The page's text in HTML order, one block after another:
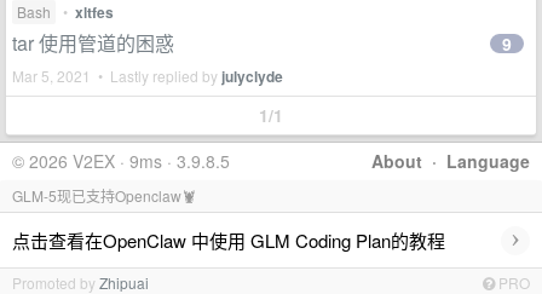
Bash • xltfes
tar 使用管道的困惑
Mar 5, 2021 • Lastly replied by julyclyde
9
1/1
About · Language
© 2026 V2EX · 9ms · 3.9.8.5
GLM-5现已支持Openclaw🦞
点击查看在OpenClaw 中使用 GLM Coding Plan的教程 ›
Promoted byZhipuai PRO